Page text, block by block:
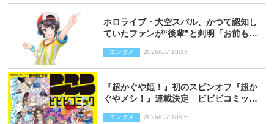
ホロライブ・大空スバル、かつて認知し
ていたファンが“後輩”と判明「お前もし
エンタメ 2026/8/7 18:15
『超かぐや姫！』初のスピンオフ『超か
ぐやメシ！』連載決定 ビビビコミック
エンタメ 2026/8/7 18:05